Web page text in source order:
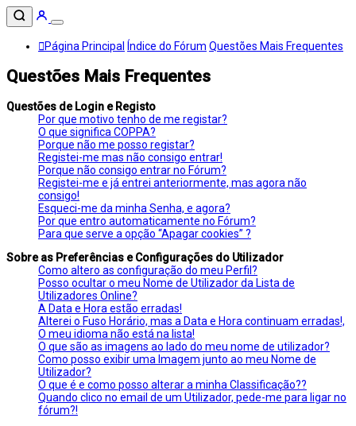
Página Principal Índice do Fórum Questões Mais Frequentes
Questões Mais Frequentes
Questões de Login e Registo
Por que motivo tenho de me registar?
O que significa COPPA?
Porque não me posso registar?
Registei-me mas não consigo entrar!
Porque não consigo entrar no Fórum?
Registei-me e já entrei anteriormente, mas agora não
consigo!
Esqueci-me da minha Senha, e agora?
Por que entro automaticamente no Fórum?
Para que serve a opção “Apagar cookies” ?
Sobre as Preferências e Configurações do Utilizador
Como altero as configuração do meu Perfil?
Posso ocultar o meu Nome de Utilizador da Lista de
Utilizadores Online?
A Data e Hora estão erradas!
Alterei o Fuso Horário, mas a Data e Hora continuam erradas!,
O meu idioma não está na lista!
O que são as imagens ao lado do meu nome de utilizador?
Como posso exibir uma Imagem junto ao meu Nome de
Utilizador?
O que é e como posso alterar a minha Classificação??
Quando clico no email de um Utilizador, pede-me para ligar no
fórum?!